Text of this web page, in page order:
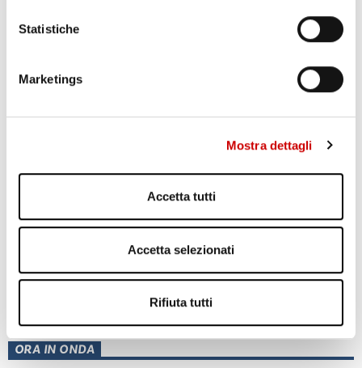
Statistiche
Marketings
Mostra dettagli
Accetta tutti
Accetta selezionati
Rifiuta tutti
AGGUATO A TERZIGNO: DUE FERITI
Leggi l'articolo
POZZUOLI: INCENDIO ATTORNO EX NATO
ORA IN ONDA